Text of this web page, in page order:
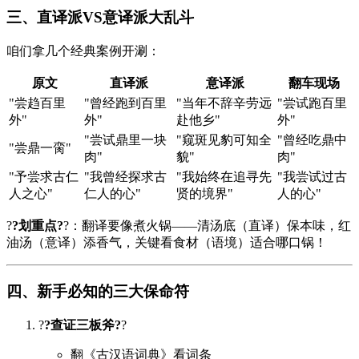
三、直译派VS意译派大乱斗
咱们拿几个经典案例开涮：
原文 直译派 意译派
翻车现场
"尝趋百里
外"
"曾经跑到百里
外"
"当年不辞辛劳远
赴他乡"
"尝试跑百里
外"
"尝鼎一脔"
"尝试鼎里一块
肉"
"窥斑见豹可知全
貌"
"曾经吃鼎中
肉"
"予尝求古仁
人之心"
"我曾经探求古
仁人的心"
"我始终在追寻先
贤的境界"
"我尝试过古
人的心"
??划重点??：翻译要像煮火锅——清汤底（直译）保本味，红
油汤（意译）添香气，关键看食材（语境）适合哪口锅！
四、新手必知的三大保命符
??查证三板斧??
翻《古汉语词典》看词条